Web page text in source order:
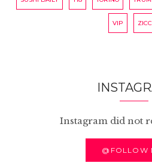
VIP
Instagram did not
@FOLLOW